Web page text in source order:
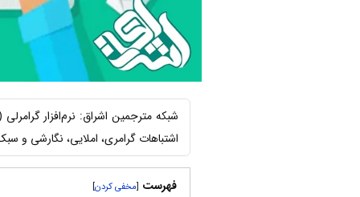
اشتباهات گرامری، املایی، نگارشی و
فهرست [
]